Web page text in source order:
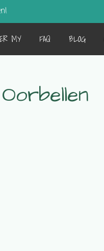
MY FAQ BLOG